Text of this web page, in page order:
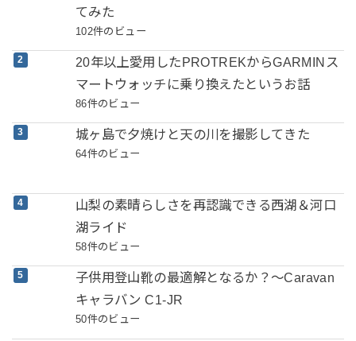
てみた
102件のビュー
20年以上愛用したPROTREKからGARMINス
マートウォッチに乗り換えたというお話
86件のビュー
城ヶ島で夕焼けと天の川を撮影してきた
64件のビュー
山梨の素晴らしさを再認識できる西湖＆河口
湖ライド
58件のビュー
子供用登山靴の最適解となるか？～Caravan
キャラバン C1-JR
50件のビュー